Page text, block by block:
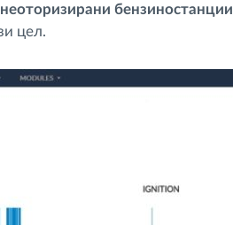
бензиностанции
цел.